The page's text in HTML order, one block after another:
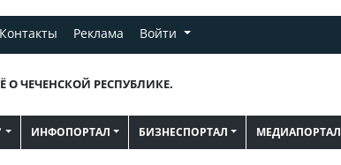
Контакты Реклама Войти
О ЧЕЧЕНСКОЙ РЕСПУБЛИКЕ.
ИНФОПОРТАЛ БИЗНЕСПОРТАЛ МЕДИАПОРТАЛ